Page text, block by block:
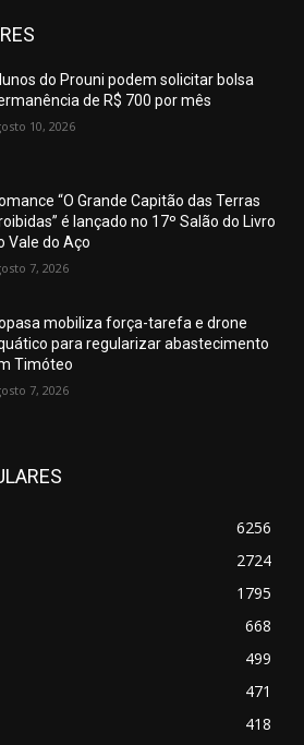
do Prouni podem solicitar bolsa
de R$ 700 por mês
10, 2026
“O Grande Capitão das Terras
é lançado no 17º Salão do Livro
Vale do Aço
7, 2026
mobiliza força-tarefa e drone
para regularizar abastecimento
Timóteo
7, 2026
6256
2724
1795
668
499
471
418